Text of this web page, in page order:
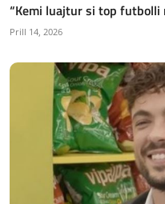
“Kemi luajtur si top futbolli
Prill 14, 2026